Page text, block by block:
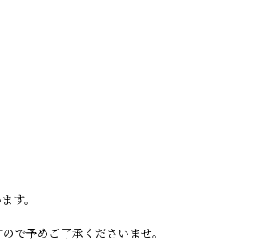
す。
で予めご了承くださいませ。